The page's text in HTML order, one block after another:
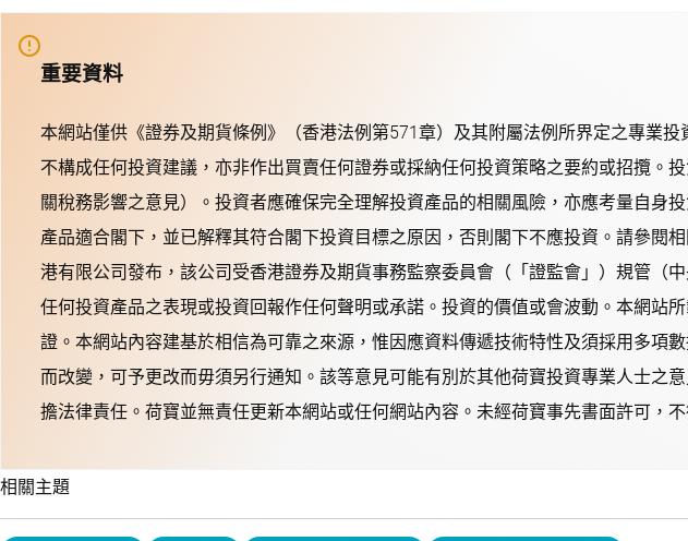
重要資料
本網站僅供《證券及期貨條例》（香港法例第571章）及其附屬法例所界定之專業
不構成任何投資建議，亦非作出買賣任何證券或採納任何投資策略之要約或招攬。
關稅務影響之意見）。投資者應確保完全理解投資產品的相關風險，亦應考量自身
產品適合閣下，並已解釋其符合閣下投資目標之原因，否則閣下不應投資。請參閱
港有限公司發布，該公司受香港證券及期貨事務監察委員會（「證監會」）規管（
任何投資產品之表現或投資回報作任何聲明或承諾。投資的價值或會波動。本網站
證。本網站內容建基於相信為可靠之來源，惟因應資料傳遞技術特性及須採用多項
而改變，可予更改而毋須另行通知。該等意見可能有別於其他荷寶投資專業人士之
擔法律責任。荷寶並無責任更新本網站或任何網站內容。未經荷寶事先書面許可，
相關主題